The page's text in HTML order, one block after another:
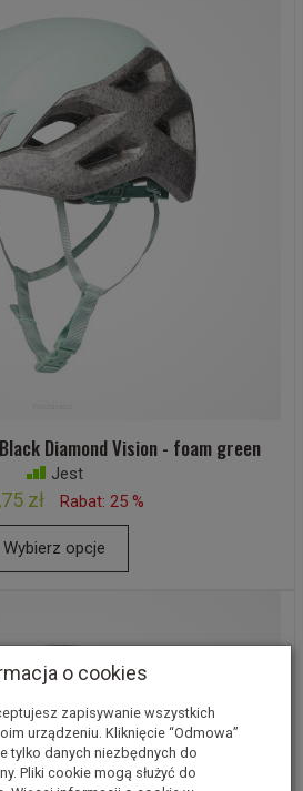
Diamond Vision - foam green
Jest
zł Rabat: 25 %
Wybierz opcje
o cookies
zapisywanie wszystkich
urządzeniu. Kliknięcie “Odmowa”
tylko danych niezbędnych do
Pliki cookie mogą służyć do